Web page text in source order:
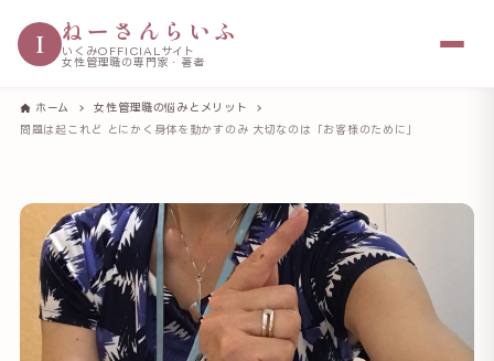
I ねーさんらいふ
いくみOFFICIALサイト
女性管理職の専門家・著者
ホーム
女性管理職の悩みとメリット
問題は起これど とにかく身体を動かすのみ 大切なのは「お客様のために」